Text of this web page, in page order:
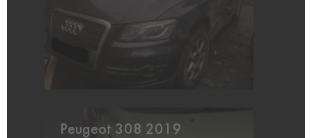
Peugeot 308 2019